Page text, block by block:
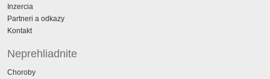
Inzercia
Partneri a odkazy
Kontakt
Neprehliadnite
Choroby